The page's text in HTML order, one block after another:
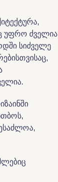
უფრო ძველია
სიძველე